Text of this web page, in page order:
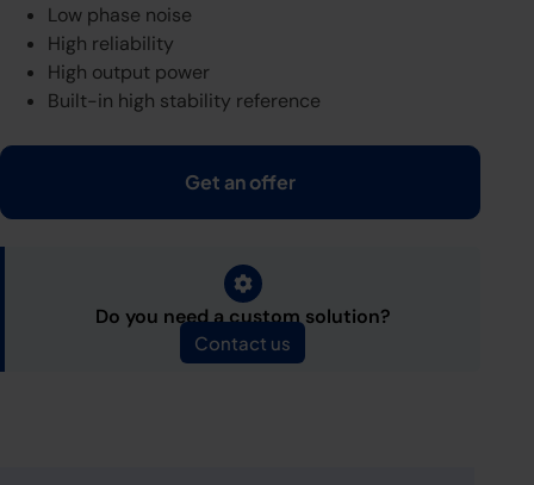
Low phase noise
High reliability
High output power
Built-in high stability reference
Get an offer
Contact us
Do you need a custom solution?